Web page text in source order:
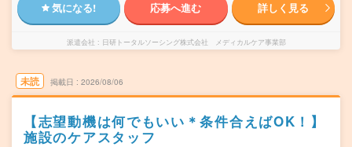
気になる! 応募へ進む 詳しく見る
派遣会社 日研トータルソーシング株式会社 メディカルケア事業部
未読 掲載日 2026/08/06
【志望動機は何でもいい＊条件合えばOK！】
施設のケアスタッフ